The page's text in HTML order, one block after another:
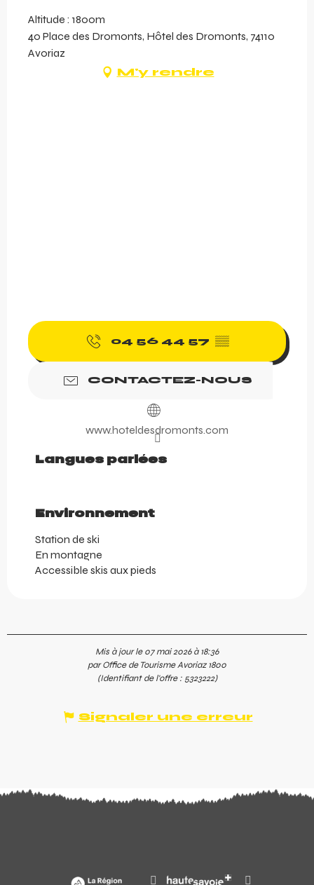
Altitude : 1800m
40 Place des Dromonts, Hôtel des Dromonts, 74110
Avoriaz
M'y rendre
04 56 44 57 ▒▒
CONTACTEZ-NOUS
www.hoteldesdromonts.com
Langues parlées
Langues parlées
Environnement
Environnement
Station de ski
En montagne
Accessible skis aux pieds
Mis à jour le 07 mai 2026 à 18:36
par Office de Tourisme Avoriaz 1800
(Identifiant de l'offre : 5323222)
Signaler une erreur